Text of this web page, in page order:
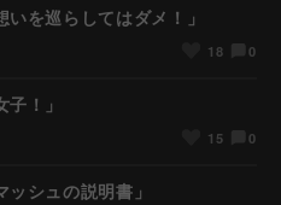
を巡らしてはダメ！」
18 0
！」
15 0
シュの説明書」